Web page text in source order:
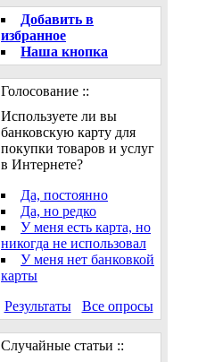
Добавить в
избранное
Наша кнопка
Голосование ::
Используете ли вы
банковскую карту для
покупки товаров и услуг
в Интернете?
Да, постоянно
Да, но редко
У меня есть карта, но
никогда не использовал
У меня нет банковкой
карты
Результаты
Все опросы
Случайные статьи ::